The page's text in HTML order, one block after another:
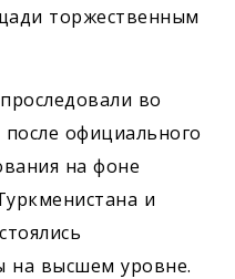
торжественным
во
официального
на фоне
и
на высшем уровне.